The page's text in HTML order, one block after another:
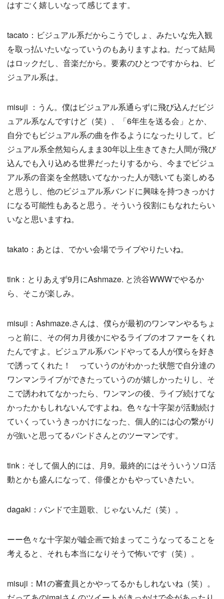
はすごく嬉しいなって感じてます。
tacato：ビジュアル系だからこうでしょ、みたいな先入観
を取っ払いたいなっていうのもありますよね。だって結局
はロックだし、音楽だから。要素のひとつですからね、ビ
ジュアル系は。
misuji ：うん。僕はビジュアル系通らずに飛び込んだビジ
ュアル系なんですけど（笑）、「6年生を送る会」とか、
自分でもビジュアル系の曲を作るようになったりして。ビ
ジュアル系全然知らんまま30年以上生きてきた人間が飛び
込んでも入り込める世界だったりするから、今までビジュ
アル系の音楽を全然聴いてなかった人が聴いても楽しめる
と思うし、他のビジュアル系バンドに興味を持つきっかけ
になる可能性もあると思う。そういう役割にもなれたらい
いなと思いますね。
takato：あとは、でかい会場でライブやりたいね。
tink：とりあえず9月にAshmaze. と渋谷WWWでやるか
ら、そこが楽しみ。
misuji：Ashmaze.さんは、僕らが最初のワンマンやるちょ
っと前に、その何カ月後かにやるライブのオファーをくれ
たんですよ。ビジュアル系バンドやってる人が僕らを好き
で誘ってくれた！ っていうのがわかった状態で自分達の
ワンマンライブができたっていうのが嬉しかったりし、そ
こで誘われてなかったら、ワンマンの後、ライブ続けてな
かったかもしれないんですよね。色々な十字架が活動続け
ていくっていうきっかけになった、個人的には心の繋がり
が強いと思ってるバンドさんとのツーマンです。
tink：そして個人的には、月9。最終的にはそういうソロ活
動とかも盛んになって、俳優とかもやっていきたい。
dagaki：バンドで主題歌、じゃないんだ（笑）。
ーー色々な十字架が嘘企画で始まってこうなってることを
考えると、それも本当になりそうで怖いです（笑）。
misuji：M1の審査員とかやってるかもしれないね（笑）。